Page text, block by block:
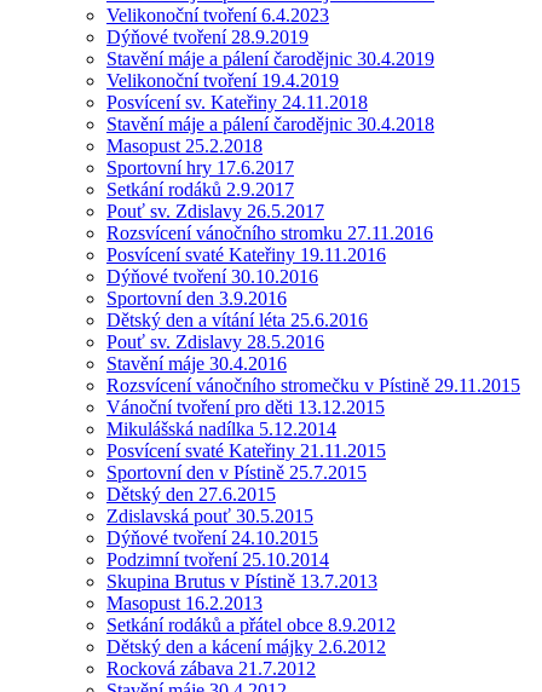
Velikonoční tvoření 6.4.2023
Dýňové tvoření 28.9.2019
Stavění máje a pálení čarodějnic 30.4.2019
Velikonoční tvoření 19.4.2019
Posvícení sv. Kateřiny 24.11.2018
Stavění máje a pálení čarodějnic 30.4.2018
Masopust 25.2.2018
Sportovní hry 17.6.2017
Setkání rodáků 2.9.2017
Pouť sv. Zdislavy 26.5.2017
Rozsvícení vánočního stromku 27.11.2016
Posvícení svaté Kateřiny 19.11.2016
Dýňové tvoření 30.10.2016
Sportovní den 3.9.2016
Dětský den a vítání léta 25.6.2016
Pouť sv. Zdislavy 28.5.2016
Stavění máje 30.4.2016
Rozsvícení vánočního stromečku v Pístině 29.11.2015
Vánoční tvoření pro děti 13.12.2015
Mikulášská nadílka 5.12.2014
Posvícení svaté Kateřiny 21.11.2015
Sportovní den v Pístině 25.7.2015
Dětský den 27.6.2015
Zdislavská pouť 30.5.2015
Dýňové tvoření 24.10.2015
Podzimní tvoření 25.10.2014
Skupina Brutus v Pístině 13.7.2013
Masopust 16.2.2013
Setkání rodáků a přátel obce 8.9.2012
Dětský den a kácení májky 2.6.2012
Rocková zábava 21.7.2012